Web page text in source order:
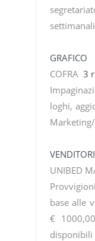
GRAFICO
COFRA 3
loghi,
UNIBED
base alle
€
disponibili